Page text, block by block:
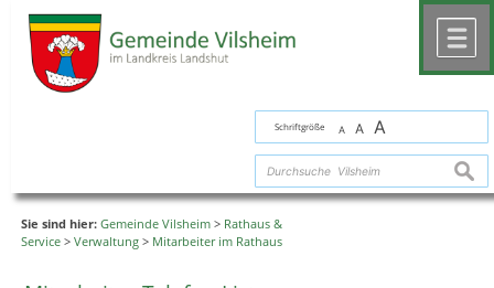
Schriftgröße A A A
Sie sind hier: Gemeinde Vilsheim > Rathaus &
Service > Verwaltung > Mitarbeiter im Rathaus